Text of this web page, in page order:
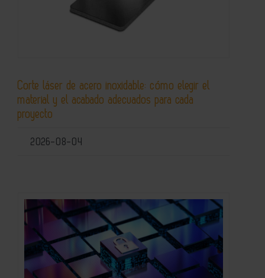
Corte láser de acero inoxidable: cómo elegir el
material y el acabado adecuados para cada
proyecto
2026-08-04